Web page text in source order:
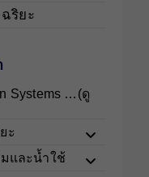
ริยะ
Systems …(ดู
ะ
มและน้ำใช้